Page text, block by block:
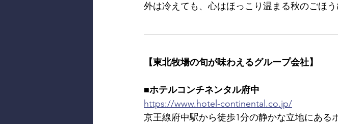
外は冷えても、心はほっこり温まる秋のごほ
【東北牧場の旬が味わえるグループ会社】
■ホテルコンチネンタル府中
https://www.hotel-continental.co.jp/
京王線府中駅から徒歩1分の静かな立地にある